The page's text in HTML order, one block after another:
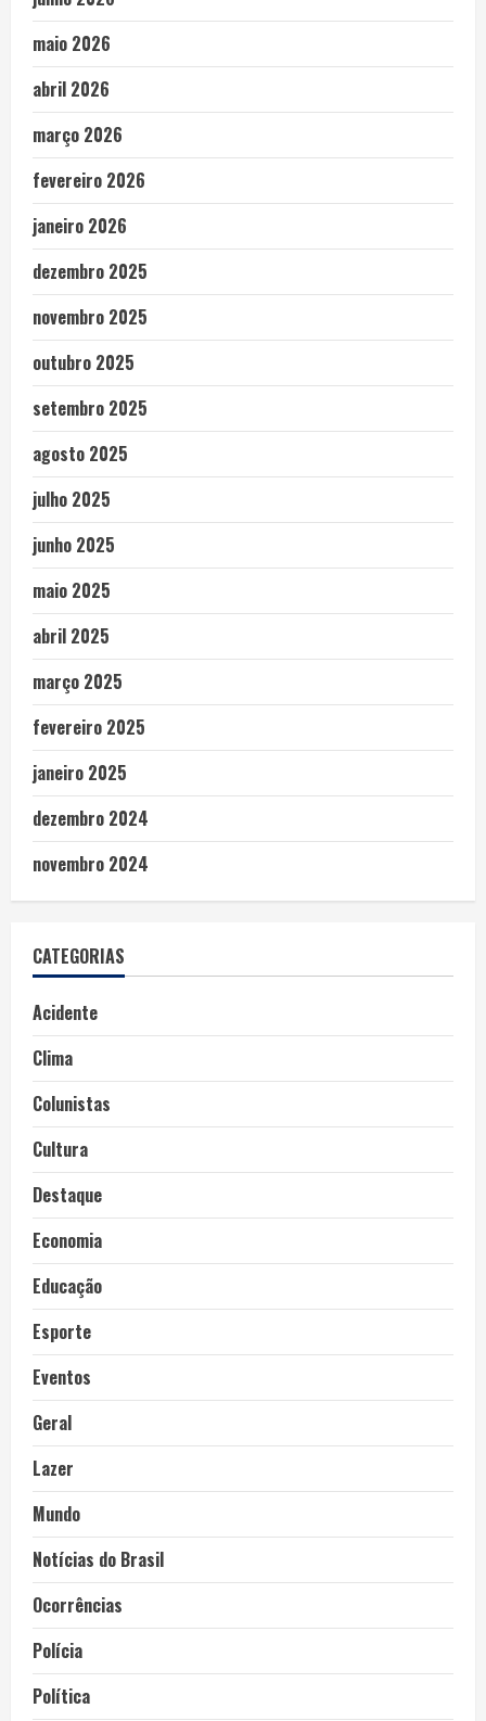
maio 2026
abril 2026
março 2026
fevereiro 2026
janeiro 2026
dezembro 2025
novembro 2025
outubro 2025
setembro 2025
agosto 2025
julho 2025
junho 2025
maio 2025
abril 2025
março 2025
fevereiro 2025
janeiro 2025
dezembro 2024
novembro 2024
CATEGORIAS
Acidente
Clima
Colunistas
Cultura
Destaque
Economia
Educação
Esporte
Eventos
Geral
Lazer
Mundo
Notícias do Brasil
Ocorrências
Polícia
Política